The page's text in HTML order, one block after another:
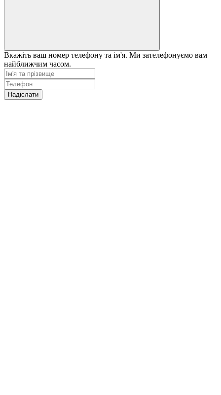
Вкажіть ваш номер телефону та ім'я. Ми зателефонуємо вам
найближчим часом.
Надіслати